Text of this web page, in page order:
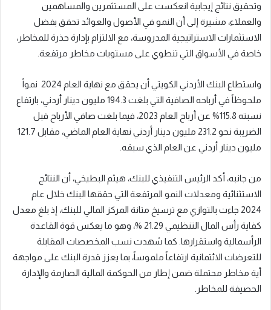
وتحقيق نتائج إيجابية انعكست على المستثمرين والمساهمين
والعملاء، مشيرة إلى أن النمو في الأصول والعوائد تحقق بفضل
الاستثمارات الاستراتيجية المدروسة، مع الالتزام بإدارة حذرة للمخاطر،
خاصة في الأسواق التي تنطوي على مستويات مخاطر مرتفعة
واستطاع البنك الأردني الكويتي أن يحقق مع نهاية العام 2024 نمواً
ملحوظاً في أرباحه الصافية التي بلغت 194.3 مليون دينار
أردني، بارتفاع
نسبته 115.8% عن أرباح العام
2023، فيما بلغت صافي الأرباح قبل
الضريبة نحو 231.2 مليون دينار
أردني نهاية العام الماضي، مقابل 121.7
مليون دينار أردني عن العام الذي سبقه.
من جانبه، أكد الرئيس التنفيذي للبنك، هيثم البطيخي، أن النتائج
الاستثنائية ومعدلات النمو المرتفعة التي حققها البنك خلال عام
2024 جاءت بالتوازي مع ترسيخ متانة المركز المالي للبنك، إذ بلغ معدل
كفاية رأس المال التنظيمي 21.29 %، وهو ما يعكس قوة القاعدة
الرأسمالية واستقرارها. كما شهدت نسب المخصصات المقابلة
للتعرضات الائتمانية ارتفاعاً ملموساً، بما يعزز قدرة البنك على مواجهة
أية مخاطر محتملة ضمن إطار من الحوكمة المالية الصارمة والإدارة
الحصيفة للمخاطر.